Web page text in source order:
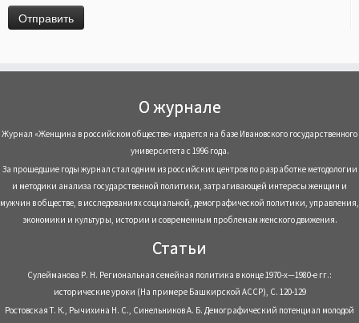
О журнале
Журнал «Женщина в российском обществе» издается на базе Ивановского государственного
университета с 1996 года.
За прошедшие годы журнал стал одним из российских центров по разработке методологии
и методики анализа государственной политики, затрагивающей интересы женщин и
мужчин в обществе, в исследованиях социальной, демографической политики, управления,
экономики и культуры, истории и современным проблемам женского движения.
Статьи
Сулейманова Р. Н. Региональная семейная политика в конце 1970-х—1980-е гг.:
исторические уроки (На примере Башкирской АССР), С. 120-129
Ростовская Т. К., Рычихина Н. С., Синельников А. Б. Демографический потенциал молодой